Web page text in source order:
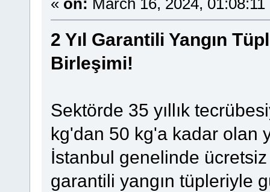
« on: March 16, 2024, 01:08:11
2 Yıl Garantili Yangın
Birleşimi!
Sektörde 35 yıllık
kg'dan 50 kg'a kadar olan
İstanbul genelinde
garantili yangın tüpleriyle